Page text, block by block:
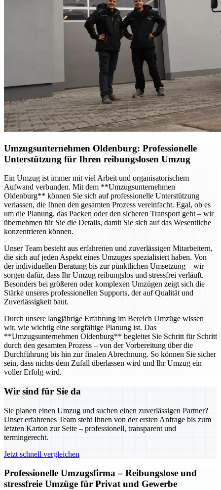
Umzugsunternehmen Oldenburg: Professionelle
Unterstützung für Ihren reibungslosen Umzug
Ein Umzug ist immer mit viel Arbeit und organisatorischem
Aufwand verbunden. Mit dem **Umzugsunternehmen
Oldenburg** können Sie sich auf professionelle Unterstützung
verlassen, die Ihnen den gesamten Prozess vereinfacht. Egal, ob es
um die Planung, das Packen oder den sicheren Transport geht – wir
übernehmen für Sie die Details, damit Sie sich auf das Wesentliche
konzentrieren können.
Unser Team besteht aus erfahrenen und zuverlässigen Mitarbeitern,
die sich auf jeden Aspekt eines Umzuges spezialisiert haben. Von
der individuellen Beratung bis zur pünktlichen Umsetzung – wir
sorgen dafür, dass Ihr Umzug reibungslos und stressfrei verläuft.
Besonders bei größeren oder komplexen Umzügen zeigt sich die
Stärke unseres professionellen Supports, der auf Qualität und
Zuverlässigkeit baut.
Durch unsere langjährige Erfahrung im Bereich Umzüge wissen
wir, wie wichtig eine sorgfältige Planung ist. Das
**Umzugsunternehmen Oldenburg** begleitet Sie Schritt für Schritt
durch den gesamten Prozess – von der Vorbereitung über die
Durchführung bis hin zur finalen Abrechnung. So können Sie sicher
sein, dass nichts dem Zufall überlassen wird und Ihr Umzug ein
voller Erfolg wird.
Wir sind für Sie da
Sie planen einen Umzug und suchen einen zuverlässigen Partner?
Unser erfahrenes Team steht Ihnen von der ersten Anfrage bis zum
letzten Karton zur Seite – professionell, transparent und
termingerecht.
Jetzt schnell vergleichen
Professionelle Umzugsfirma – Reibungslose und
stressfreie Umzüge für Privat und Gewerbe